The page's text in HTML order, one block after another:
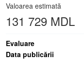
Valoarea estimată
131 729 MDL
Evaluare
Data publicării